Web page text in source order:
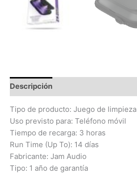
Descripción
Tipo de producto: Juego de limpieza
Uso previsto para: Teléfono móvil
Tiempo de recarga: 3 horas
Run Time (Up To): 14 días
Fabricante: Jam Audio
Tipo: 1 año de garantía